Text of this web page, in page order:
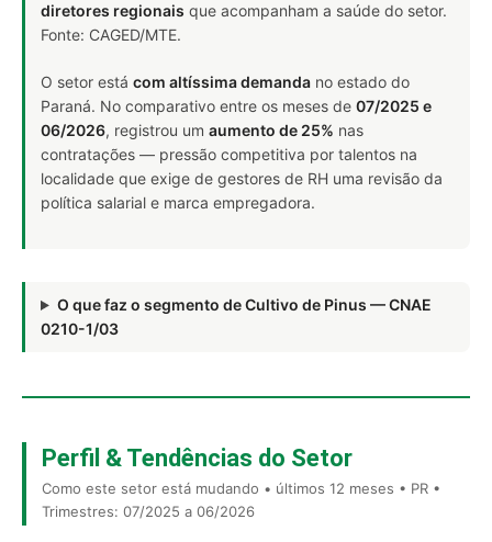
diretores regionais que acompanham a saúde do setor.
Fonte: CAGED/MTE.
O setor está com altíssima demanda no estado do
Paraná. No comparativo entre os meses de 07/2025 e
06/2026, registrou um aumento de 25% nas
contratações — pressão competitiva por talentos na
localidade que exige de gestores de RH uma revisão da
política salarial e marca empregadora.
O que faz o segmento de Cultivo de Pinus — CNAE
0210-1/03
Perfil & Tendências do Setor
Como este setor está mudando • últimos 12 meses • PR •
Trimestres: 07/2025 a 06/2026